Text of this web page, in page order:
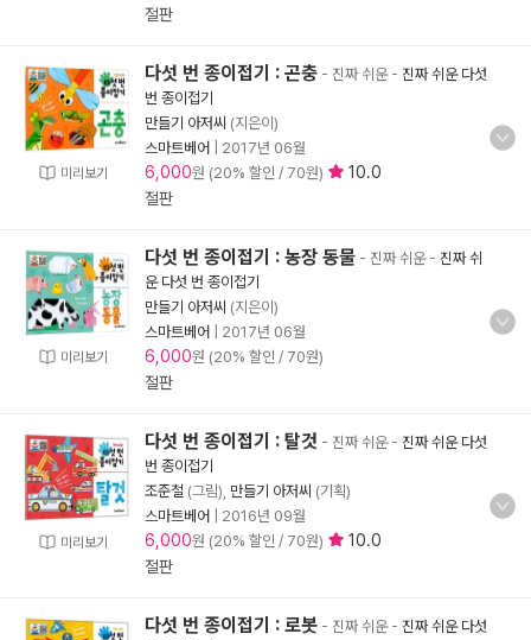
절판
미리보기
다섯 번 종이접기 : 곤충 - 진짜 쉬운- 진짜 쉬운 다섯
번 종이접기
만들기 아저씨 (지은이)
스마트베어
2017년 06월
6,000원 (20% 할인 / 70원)
10.0
절판
미리보기
다섯 번 종이접기 : 농장 동물 - 진짜 쉬운- 진짜 쉬
운 다섯 번 종이접기
만들기 아저씨 (지은이)
스마트베어
2017년 06월
6,000원 (20% 할인 / 70원)
절판
미리보기
다섯 번 종이접기 : 탈것 - 진짜 쉬운- 진짜 쉬운 다섯
번 종이접기
조준철 (그림), 만들기 아저씨 (기획)
스마트베어
2016년 09월
6,000원 (20% 할인 / 70원)
10.0
절판
다섯 번 종이접기 : 로봇 - 진짜 쉬운- 진짜 쉬운 다섯